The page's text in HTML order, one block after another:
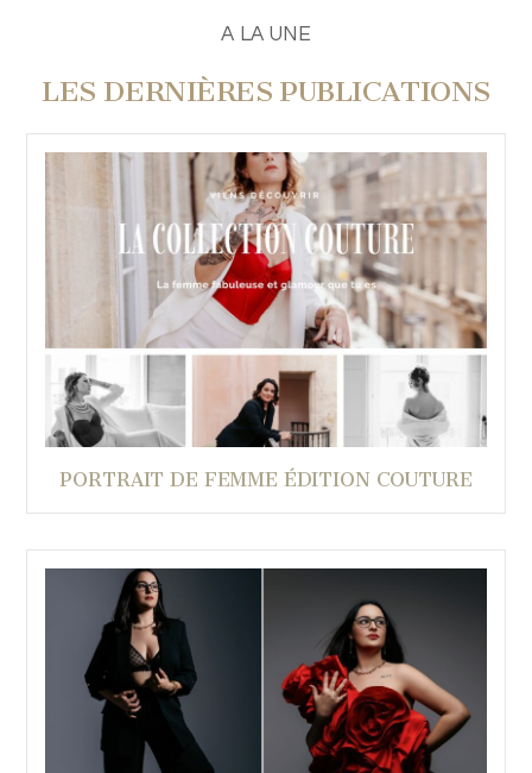
A LA UNE
LES DERNIÈRES PUBLICATIONS
PORTRAIT DE FEMME ÉDITION COUTURE